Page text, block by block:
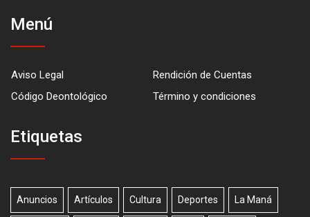
Menú
Aviso Legal
Rendición de Cuentas
Código Deontológico
Término y condiciones
Etiquetas
Anuncios Artículos Cultura Deportes La Maná